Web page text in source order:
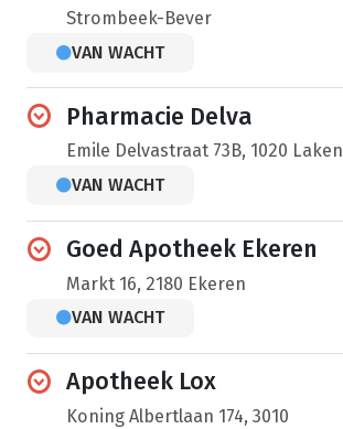
Strombeek-Bever
VAN WACHT
Pharmacie Delva
Emile Delvastraat 73B, 1020 Laken
VAN WACHT
Goed Apotheek Ekeren
Markt 16, 2180 Ekeren
VAN WACHT
Apotheek Lox
Koning Albertlaan 174, 3010